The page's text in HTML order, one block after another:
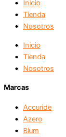
Inicio
Tienda
Nosotros
Inicio
Tienda
Nosotros
Marcas
Accuride
Azero
Blum